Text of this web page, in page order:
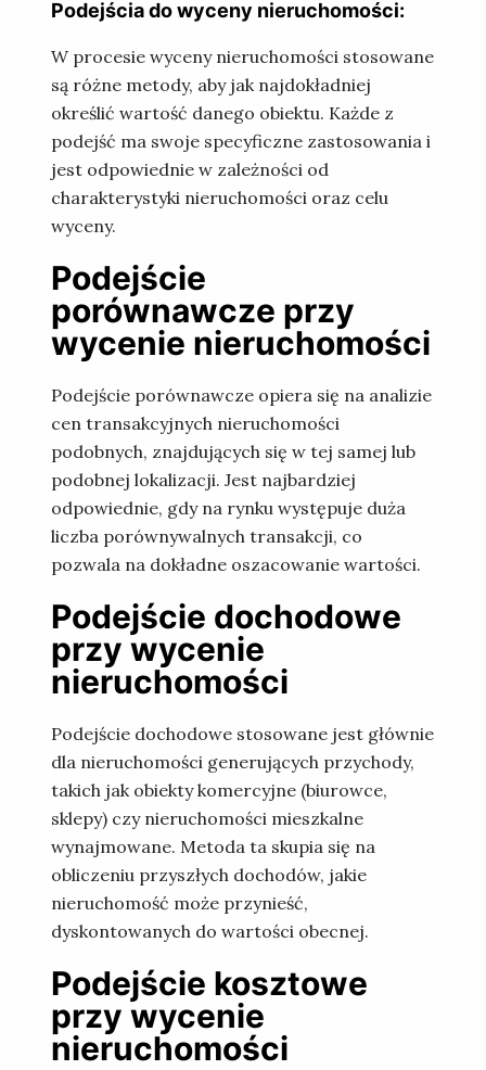
Podejścia do wyceny nieruchomości:
W procesie wyceny nieruchomości stosowane
są różne metody, aby jak najdokładniej
określić wartość danego obiektu. Każde z
podejść ma swoje specyficzne zastosowania i
jest odpowiednie w zależności od
charakterystyki nieruchomości oraz celu
wyceny.
Podejście
porównawcze przy
wycenie nieruchomości
Podejście porównawcze opiera się na analizie
cen transakcyjnych nieruchomości
podobnych, znajdujących się w tej samej lub
podobnej lokalizacji. Jest najbardziej
odpowiednie, gdy na rynku występuje duża
liczba porównywalnych transakcji, co
pozwala na dokładne oszacowanie wartości.
Podejście dochodowe
przy wycenie
nieruchomości
Podejście dochodowe stosowane jest głównie
dla nieruchomości generujących przychody,
takich jak obiekty komercyjne (biurowce,
sklepy) czy nieruchomości mieszkalne
wynajmowane. Metoda ta skupia się na
obliczeniu przyszłych dochodów, jakie
nieruchomość może przynieść,
dyskontowanych do wartości obecnej.
Podejście kosztowe
przy wycenie
nieruchomości